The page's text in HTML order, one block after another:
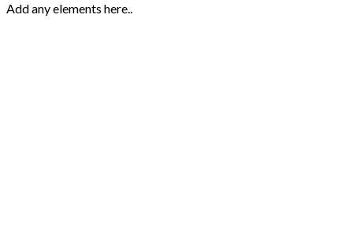
Add any elements here..